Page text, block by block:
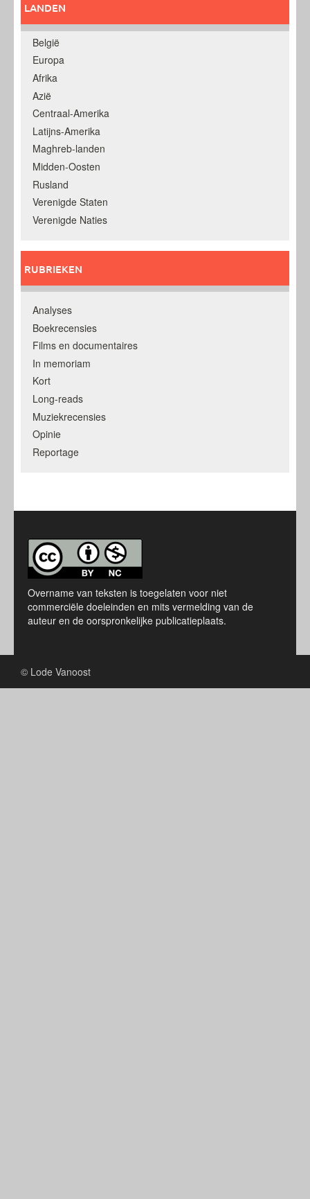
LANDEN
België
Europa
Afrika
Azië
Centraal-Amerika
Latijns-Amerika
Maghreb-landen
Midden-Oosten
Rusland
Verenigde Staten
Verenigde Naties
RUBRIEKEN
Analyses
Boekrecensies
Films en documentaires
In memoriam
Kort
Long-reads
Muziekrecensies
Opinie
Reportage
Overname van teksten is toegelaten voor niet
commerciële doeleinden en mits vermelding van de
auteur en de oorspronkelijke publicatieplaats.
© Lode Vanoost